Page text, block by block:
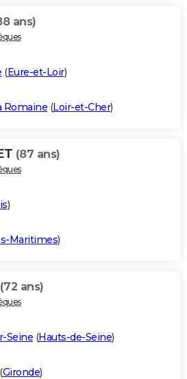
ans)
(Eure-et-Loir)
Romaine (Loir-et-Cher)
(87 ans)
)
Maritimes)
(72 ans)
Seine (Hauts-de-Seine)
Gironde)